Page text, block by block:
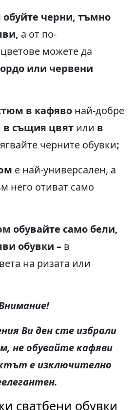
черни, тъмно
а от по-
можете да
или червени
в кафяво най-добре
в същия цвят или в
черните обувки;
е най-универсален, а
него отиват само
обувайте само бели,
обувки – в
на ризата или
!
Ви ден сте избрали
не обувайте кафяви
е изключително
.
сватбени обувки